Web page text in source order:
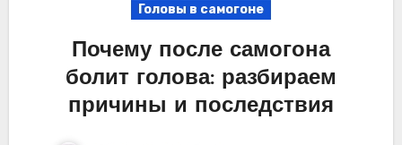
Головы в самогоне
Почему после самогона
болит голова: разбираем
причины и последствия